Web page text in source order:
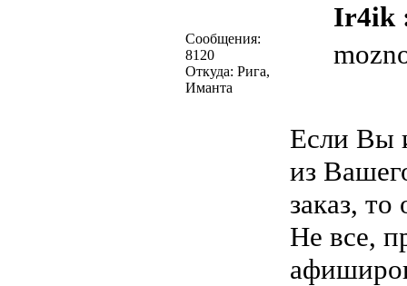
Сообщения:
8120
Откуда: Рига,
Иманта
Ir4ik
Если Вы
из
заказ,
Не все,